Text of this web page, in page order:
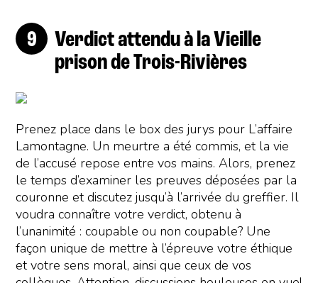
Verdict attendu à la Vieille
prison de Trois-Rivières
Prenez place dans le box des jurys pour L’affaire
Lamontagne. Un meurtre a été commis, et la vie
de l’accusé repose entre vos mains. Alors, prenez
le temps d’examiner les preuves déposées par la
couronne et discutez jusqu’à l’arrivée du greffier. Il
voudra connaître votre verdict, obtenu à
l’unanimité : coupable ou non coupable? Une
façon unique de mettre à l’épreuve votre éthique
et votre sens moral, ainsi que ceux de vos